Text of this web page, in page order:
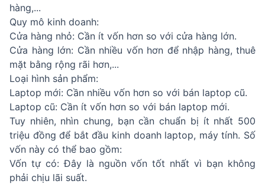
hàng,...
Quy mô kinh doanh:
Cửa hàng nhỏ: Cần ít vốn hơn so với cửa hàng lớn.
Cửa hàng lớn: Cần nhiều vốn hơn để nhập hàng, thuê
mặt bằng rộng rãi hơn,...
Loại hình sản phẩm:
Laptop mới: Cần nhiều vốn hơn so với bán laptop cũ.
Laptop cũ: Cần ít vốn hơn so với bán laptop mới.
Tuy nhiên, nhìn chung, bạn cần chuẩn bị ít nhất 500
triệu đồng để bắt đầu kinh doanh laptop, máy tính. Số
vốn này có thể bao gồm:
Vốn tự có: Đây là nguồn vốn tốt nhất vì bạn không
phải chịu lãi suất.